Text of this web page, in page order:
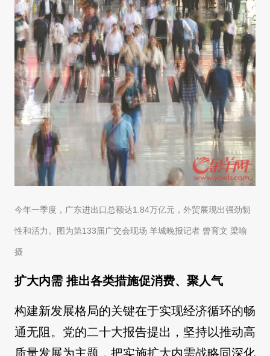
今年一季度，广东进出口总额达1.84万亿元，外贸展现出强劲韧
性和活力。图为第133届广交会现场 羊城晚报记者 曾育文 梁喻
摄
扩大内需 推出各类措施促消费、聚人气
构建新发展格局的关键在于实现经济循环的畅
通无阻。党的二十大报告提出，坚持以推动高
质量发展为主题，把实施扩大内需战略同深化